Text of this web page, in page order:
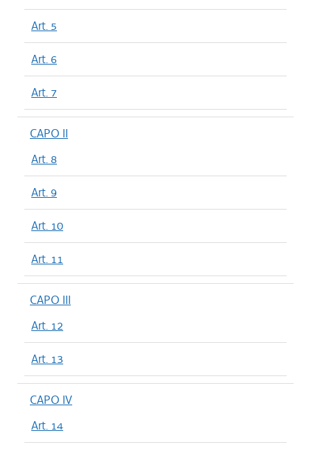
Art. 5
Art. 6
Art. 7
CAPO II
Art. 8
Art. 9
Art. 10
Art. 11
CAPO III
Art. 12
Art. 13
CAPO IV
Art. 14